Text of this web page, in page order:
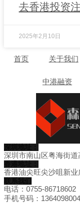
去香港投资
2025年2月10日
首页 关于我们
中港融资
深圳市南山区粤海街
香港油尖旺尖沙咀新
电话：0755-86718602
手机号码：